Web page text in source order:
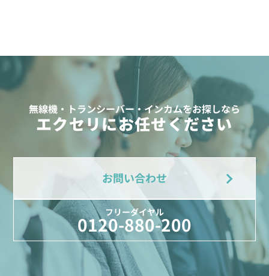
無線機・トランシーバー・インカムをお探しなら
エクセリにお任せください
お問い合わせ
フリーダイヤル
0120-880-200